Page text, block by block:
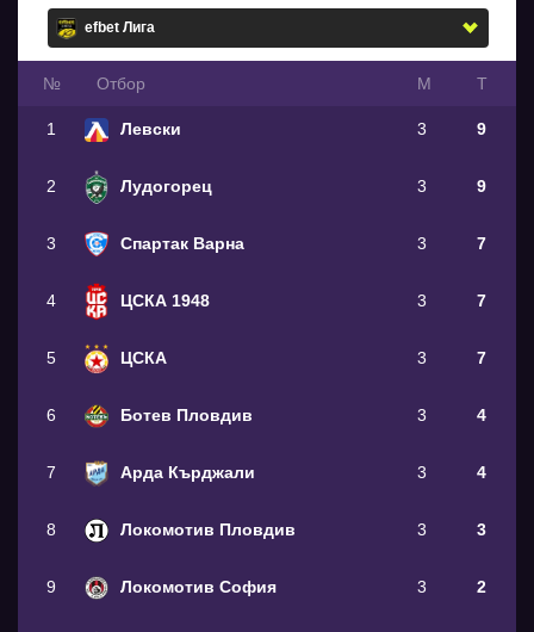
№ Oтбор М Т
1 Левски 3 9
2 Лудогорец 3 9
3 Спартак Варна 3 7
4 ЦСКА 1948 3 7
5 ЦСКА 3 7
6 Ботев Пловдив 3 4
7 Арда Кърджали 3 4
8 Локомотив Пловдив 3 3
9 Локомотив София 3 2